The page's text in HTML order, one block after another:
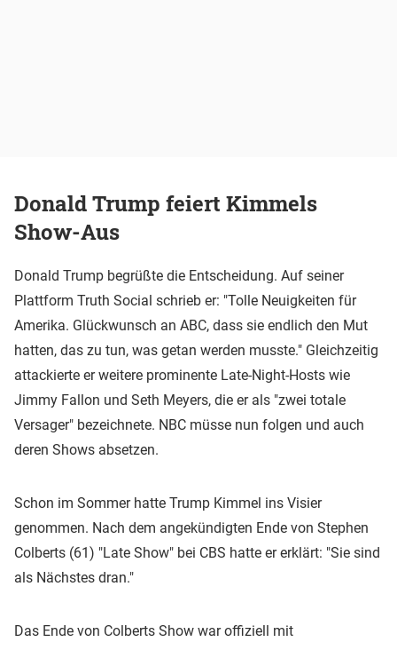
Donald Trump feiert Kimmels
Show-Aus
Donald Trump begrüßte die Entscheidung. Auf seiner
Plattform Truth Social schrieb er: "Tolle Neuigkeiten für
Amerika. Glückwunsch an ABC, dass sie endlich den Mut
hatten, das zu tun, was getan werden musste." Gleichzeitig
attackierte er weitere prominente Late-Night-Hosts wie
Jimmy Fallon und Seth Meyers, die er als "zwei totale
Versager" bezeichnete. NBC müsse nun folgen und auch
deren Shows absetzen.
Schon im Sommer hatte Trump Kimmel ins Visier
genommen. Nach dem angekündigten Ende von Stephen
Colberts (61) "Late Show" bei CBS hatte er erklärt: "Sie sind
als Nächstes dran."
Das Ende von Colberts Show war offiziell mit